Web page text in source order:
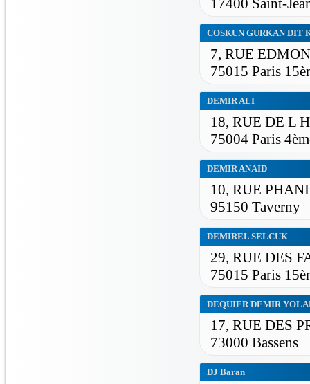
17400 Saint-
COSKUN GURKAN DIT
7, RUE
75015 Paris
DEMIR ALI
18, RUE DE L
75004 Paris
DEMIR ANAID
10, RUE
95150 Taverny
DEMIREL SELCUK
29, RUE DES
75015 Paris
DEQUIER DEMIR
17, RUE DES
73000 Bassens
DJ Baran